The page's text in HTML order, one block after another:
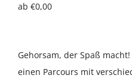
Terminkalender
ab €0,00
Gehorsam, der Spaß
einen Parcours mit